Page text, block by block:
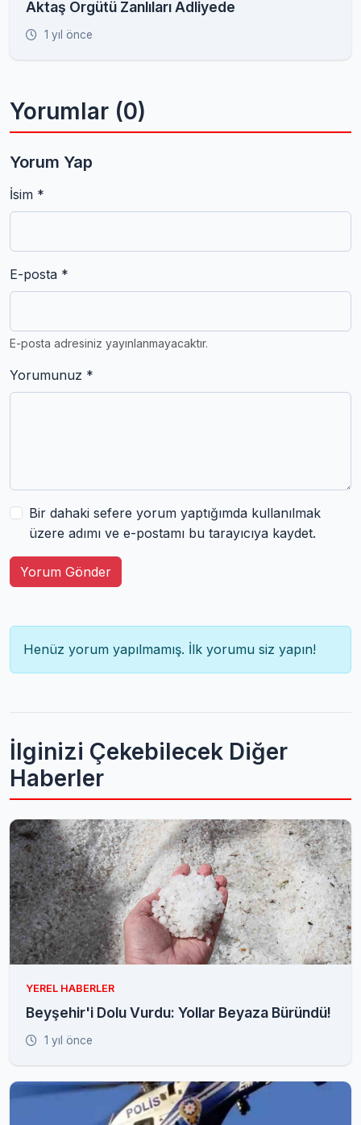
Aktaş Örgütü Zanlıları Adliyede
1 yıl önce
Yorumlar (0)
Yorum Yap
İsim *
E-posta *
E-posta adresiniz yayınlanmayacaktır.
Yorumunuz *
Bir dahaki sefere yorum yaptığımda kullanılmak
üzere adımı ve e-postamı bu tarayıcıya kaydet.
Yorum Gönder
Henüz yorum yapılmamış. İlk yorumu siz yapın!
İlginizi Çekebilecek Diğer
Haberler
YEREL HABERLER
Beyşehir'i Dolu Vurdu: Yollar Beyaza Büründü!
1 yıl önce